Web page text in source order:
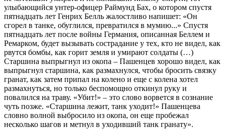
улыбающийся унтер-офицер Раймунд Бах, о котором спустя
пятнадцать лет Генрих Белль жалостливо напишет: «Он
сгорел в танке, обуглился, превратился в мумию...» Спустя
пятнадцать лет после войны Германия, описанная Беллем и
Ремарком, будет вызывать сострадание у тех, кто не видел, как
рвутся бомбы, как горит земля и умирают солдаты (…)
Старшина выпрыгнул из окопа – Пашенцев хорошо видел, как
выпрыгнул старшина, как размахнулся, чтобы бросить связку
гранат, как затем припал на колено и еще с колена хотел
размахнуться, но только беспомощно откинул руку и
повалился на траву. «Убит!» – это слово ворвется в сознание
чуть позже. «Старшина лежит, танк уходит!» Пашенцева
словно волной выбросило из окопа, он еще пробежал
несколько шагов и метнул в уходивший танк гранату».